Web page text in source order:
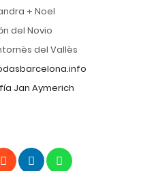
+ Noel
del Novio
del Vallès
Jan Aymerich